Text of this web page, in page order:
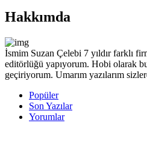
Hakkımda
İsmim Suzan Çelebi 7 yıldır farklı
editörlüğü yapıyorum. Hobi olarak
geçiriyorum. Umarım yazılarım
Popüler
Son Yazılar
Yorumlar